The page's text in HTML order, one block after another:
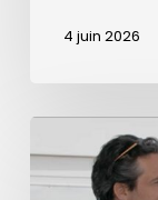
4 juin 2026
de
la